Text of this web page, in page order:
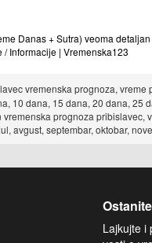
Danas + Sutra) veoma
/ Informacije | Vremenska123
vremenska prognoza,
10 dana, 15 dana, 20 dana,
prognoza
avgust, septembar, oktobar,
Lajkujte i